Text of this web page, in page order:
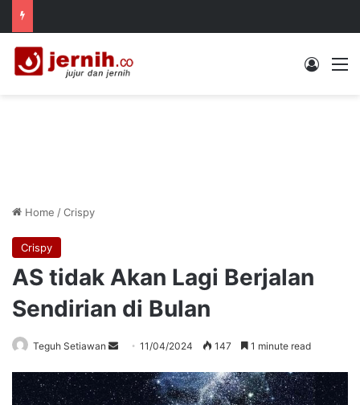
Log In
Home /Crispy
Crispy
AS tidak Akan Lagi Berjalan
Sendirian di Bulan
Teguh Setiawan
Send
email
11/04/2024 147 1 minute read